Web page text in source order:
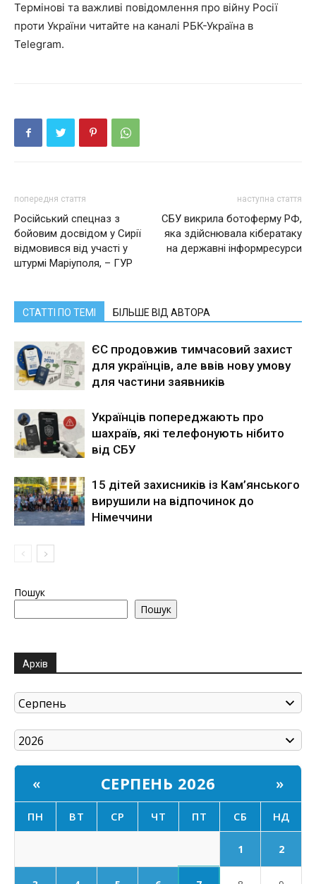
Термінові та важливі повідомлення про війну Росії
проти України читайте на каналі РБК-Україна в
Telegram.
попередня стаття
Російський спецназ з
бойовим досвідом у Сирії
відмовився від участі у
штурмі Маріуполя, – ГУР
наступна стаття
СБУ викрила ботоферму РФ,
яка здійснювала кібератаку
на державні інформресурси
СТАТТІ ПО ТЕМІ БІЛЬШЕ ВІД АВТОРА
ЄС продовжив тимчасовий захист
для українців, але ввів нову умову
для частини заявників
Українців попереджають про
шахраїв, які телефонують нібито
від СБУ
15 дітей захисників із Кам’янського
вирушили на відпочинок до
Німеччини
Пошук
Пошук
Архів
« СЕРПЕНЬ 2026 »
ПН ВТ СР ЧТ ПТ СБ НД
1 2